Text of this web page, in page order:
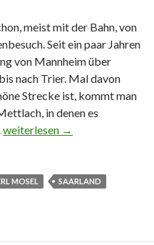
meist mit der Bahn, von
Seit ein paar Jahren
von Mannheim über
nach Trier. Mal davon
Strecke ist, kommt man
in denen es
Perl, Mosel, Dreiländereck –
weiterlesen →
MOSEL
SAARLAND